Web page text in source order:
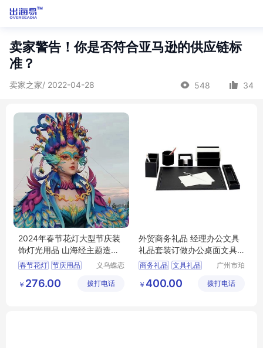
卖家警告！你是否符合亚马逊的供应链标
准？
卖家之家/ 2022-04-28 548 34
2024年春节花灯大型节庆装
饰灯光用品 山海经主题造型
彩灯制作厂家
春节花灯 节庆用品
彩灯厂家
义乌蝶恋
术有限公
￥ 276.00 拨打电话
外贸商务礼品 经理办公文具
礼品套装订做办公桌面文具
套装定制生产
商务礼品 文具礼品
广州市珀
限公司
￥ 400.00 拨打电话